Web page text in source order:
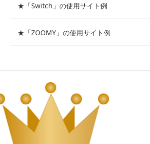
★「Switch」の使用サイト例
★「ZOOMY」の使用サイト例